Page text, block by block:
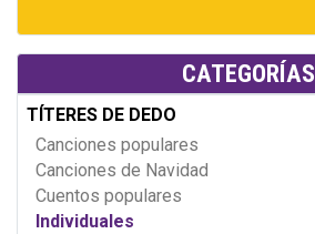
CATEGORÍAS
TÍTERES DE DEDO
Canciones populares
Canciones de Navidad
Cuentos populares
Individuales